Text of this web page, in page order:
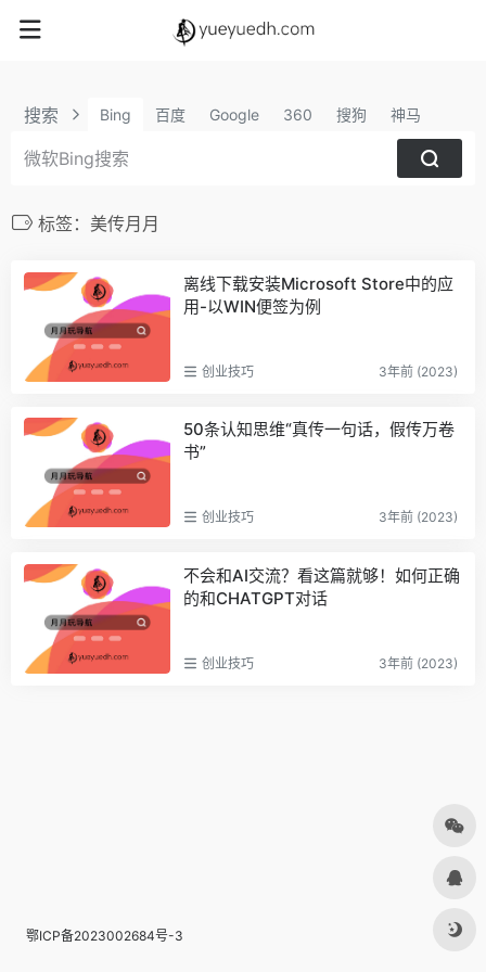
搜索 Bing 百度 Google 360 搜狗 神马
标签：美传月月
离线下载安装Microsoft Store中的应
用-以WIN便签为例
创业技巧 3年前 (2023)
50条认知思维“真传一句话，假传万卷
书”
创业技巧 3年前 (2023)
不会和AI交流？看这篇就够！如何正确
的和CHATGPT对话
创业技巧 3年前 (2023)
鄂ICP备2023002684号-3